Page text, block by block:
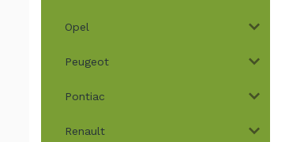
Opel
Peugeot
Pontiac
Renault